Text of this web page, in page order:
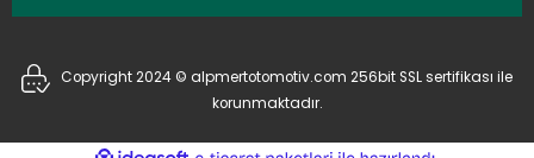
Copyright 2024 © alpmertotomotiv.com 256bit SSL sertifikası ile
korunmaktadır.